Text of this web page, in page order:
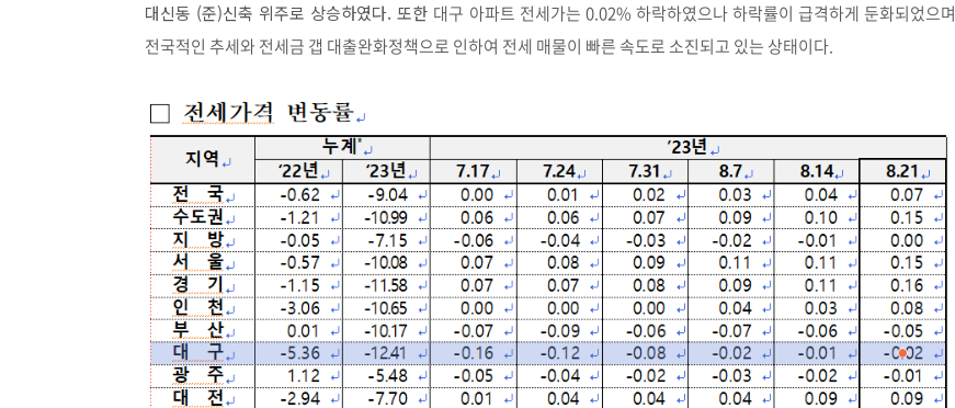
대신동 (준)신축 위주로 상승하였다. 또한 대구 아파트 전세가는 0.02% 하락하였으나 하락률이 급격하게 둔화되었으며
전국적인 추세와 전세금 갭 대출완화정책으로 인하여 전세 매물이 빠른 속도로 소진되고 있는 상태이다.